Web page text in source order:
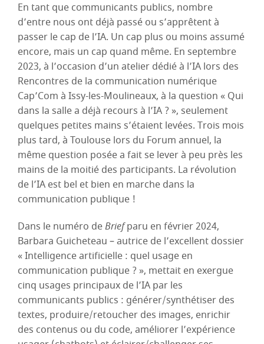
En tant que communicants publics, nombre
d’entre nous ont déjà passé ou s’apprêtent à
passer le cap de l’IA. Un cap plus ou moins assumé
encore, mais un cap quand même. En septembre
2023, à l’occasion d’un atelier dédié à l’IA lors des
Rencontres de la communication numérique
Cap’Com à Issy-les-Moulineaux, à la question « Qui
dans la salle a déjà recours à l’IA ? », seulement
quelques petites mains s’étaient levées. Trois mois
plus tard, à Toulouse lors du Forum annuel, la
même question posée a fait se lever à peu près les
mains de la moitié des participants. La révolution
de l’IA est bel et bien en marche dans la
communication publique !
Dans le numéro deBriefparu en février 2024,
Barbara Guicheteau – autrice de l’excellent dossier
« Intelligence artificielle : quel usage en
communication publique ? », mettait en exergue
cinq usages principaux de l’IA par les
communicants publics : générer/synthétiser des
textes, produire/retoucher des images, enrichir
des contenus ou du code, améliorer l’expérience